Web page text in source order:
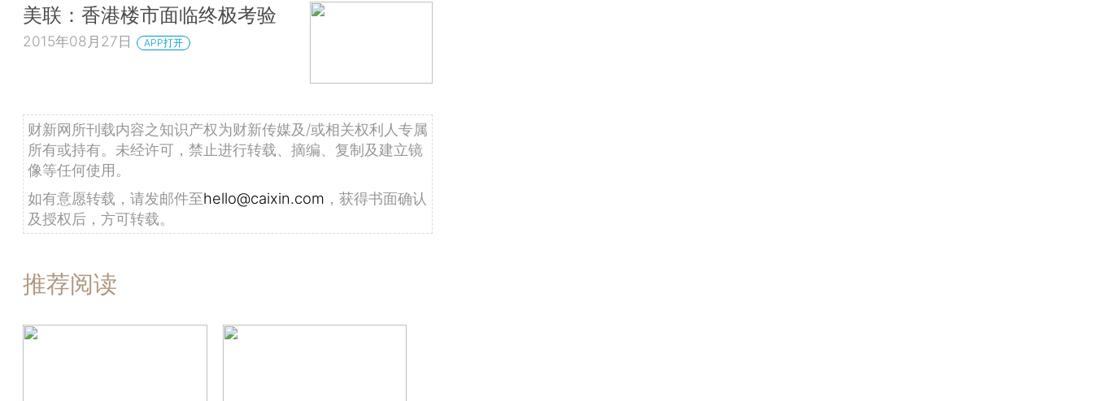
美联：香港楼市面临终极考验
2015年08月27日 APP打开
财新网所刊载内容之知识产权为财新传媒及/或相关权利人专属
所有或持有。未经许可，禁止进行转载、摘编、复制及建立镜
像等任何使用。
如有意愿转载，请发邮件至hello@caixin.com ，获得书面确认
及授权后，方可转载。
推荐阅读